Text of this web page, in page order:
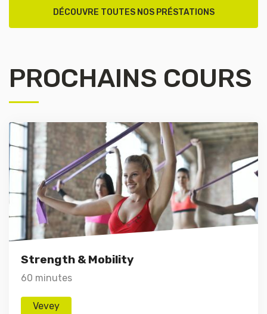
DÉCOUVRE TOUTES NOS PRÉSTATIONS
PROCHAINS COURS
Strength & Mobility
60 minutes
Vevey